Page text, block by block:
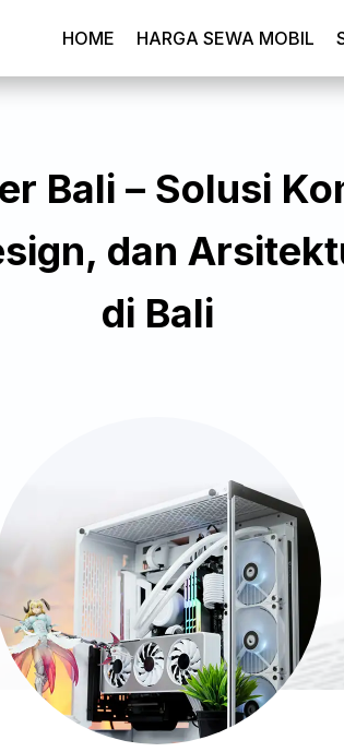
HOME HARGA SEWA MOBIL
Bali – Solusi
dan
di Bali